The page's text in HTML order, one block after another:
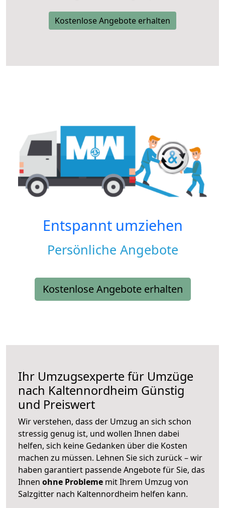
Kostenlose Angebote erhalten
Entspannt umziehen
Persönliche Angebote
Kostenlose Angebote erhalten
Ihr Umzugsexperte für Umzüge
nach Kaltennordheim Günstig
und Preiswert
Wir verstehen, dass der Umzug an sich schon
stressig genug ist, und wollen Ihnen dabei
helfen, sich keine Gedanken über die Kosten
machen zu müssen. Lehnen Sie sich zurück – wir
haben garantiert passende Angebote für Sie, das
Ihnen ohne Probleme mit Ihrem Umzug von
Salzgitter nach Kaltennordheim helfen kann.